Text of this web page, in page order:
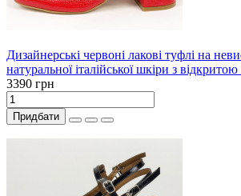
Дизайнерські червоні лакові туфлі на
натуральної італійської шкіри з
3390 грн
Придбати